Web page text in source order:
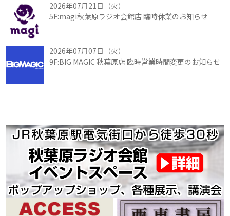
2026年07月21日（火）
5F:magi秋葉原ラジオ会館店 臨時休業のお知らせ
2026年07月07日（火）
9F:BIG MAGIC 秋葉原店 臨時営業時間変更のお知らせ